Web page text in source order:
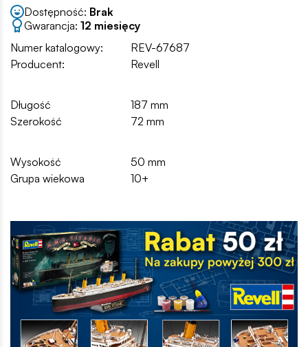
Dostępność: Brak
Gwarancja: 12 miesięcy
Numer katalogowy:
REV-67687
Producent:
Revell
Długość
187 mm
Szerokość
72 mm
Wysokość
50 mm
Grupa wiekowa
10+